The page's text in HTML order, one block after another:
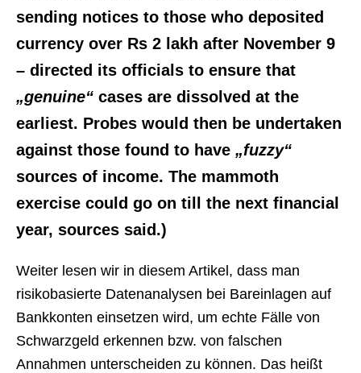
sending notices to those who deposited
currency over Rs 2 lakh after November 9
– directed its officials to ensure that
„genuine“ cases are dissolved at the
earliest. Probes would then be undertaken
against those found to have „fuzzy“
sources of income. The mammoth
exercise could go on till the next financial
year, sources said.)
Weiter lesen wir in diesem Artikel, dass man
risikobasierte Datenanalysen bei Bareinlagen auf
Bankkonten einsetzen wird, um echte Fälle von
Schwarzgeld erkennen bzw. von falschen
Annahmen unterscheiden zu können. Das heißt